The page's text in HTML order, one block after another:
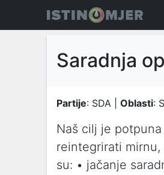
Saradnja
Partije: SDA | Oblasti:
Naš cilj je
reintegrirati
su: • jačanje